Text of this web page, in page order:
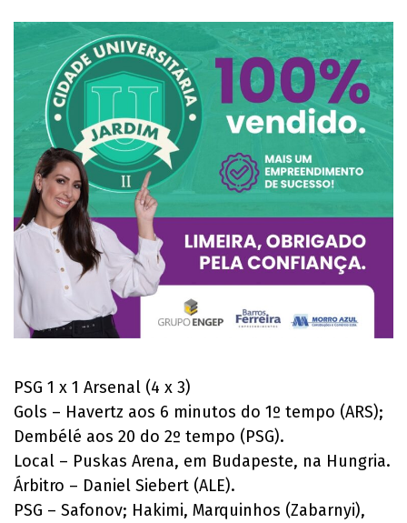
PSG 1 x 1 Arsenal (4 x 3)
Gols – Havertz aos 6 minutos do 1º tempo (ARS);
Dembélé aos 20 do 2º tempo (PSG).
Local – Puskas Arena, em Budapeste, na Hungria.
Árbitro – Daniel Siebert (ALE).
PSG – Safonov; Hakimi, Marquinhos (Zabarnyi),